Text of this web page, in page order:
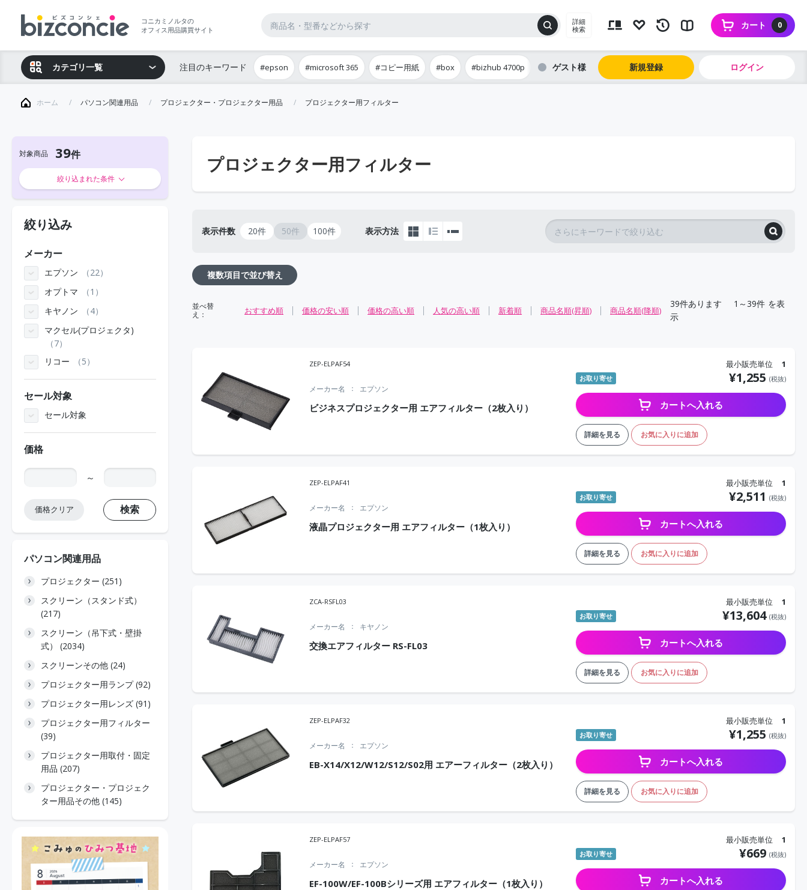
コニカミノルタの
オフィス用品購買サイト
詳細
検索
0
カート
カテゴリ一覧 注目のキーワード #epson #microsoft 365 #コピー用紙 #box #bizhub 4700p ゲスト 新規登録 ログイン
ホーム パソコン関連用品 プロジェクター・プロジェクター用品 プロジェクター用フィルター
プロジェクター用フィルター
表示件数 20件 50件 100件 表示方法
複数項目で並び替え
並べ替
え：
おすすめ順 価格の安い順 価格の高い順 人気の高い順 新着順 商品名順(昇順) 商品名順(降順)
39件あります 1～39件 を表
示
ZEP-ELPAF54
ビジネスプロジェクター用 エアフィルター（2枚入り）
メーカー名 エプソン
最小販売単位 1
お取り寄せ ¥1,255 (税抜)
カートへ入れる
詳細を見る お気に入りに追加
ZEP-ELPAF41
液晶プロジェクター用 エアフィルター（1枚入り）
メーカー名 エプソン
最小販売単位 1
お取り寄せ ¥2,511 (税抜)
カートへ入れる
詳細を見る お気に入りに追加
ZCA-RSFL03
交換エアフィルター RS-FL03
メーカー名 キヤノン
最小販売単位 1
お取り寄せ ¥13,604 (税抜)
カートへ入れる
詳細を見る お気に入りに追加
ZEP-ELPAF32
EB-X14/X12/W12/S12/S02用 エアーフィルター（2枚入り）
メーカー名 エプソン
最小販売単位 1
お取り寄せ ¥1,255 (税抜)
カートへ入れる
詳細を見る お気に入りに追加
ZEP-ELPAF57
EF-100W/EF-100Bシリーズ用 エアフィルター（1枚入り）
メーカー名 エプソン
最小販売単位 1
お取り寄せ ¥669 (税抜)
カートへ入れる
対象商品 39
絞り込まれた条件
絞り込み
メーカー
エプソン
22
オプトマ
1
キヤノン
4
マクセル(プロジェクタ)
7
リコー
5
セール対象
セール対象
価格
～
価格クリア 検索
パソコン関連用品
プロジェクター (251)
スクリーン（スタンド式）
(217)
スクリーン（吊下式・壁掛
式） (2034)
スクリーンその他 (24)
プロジェクター用ランプ (92)
プロジェクター用レンズ (91)
プロジェクター用フィルター
(39)
プロジェクター用取付・固定
用品 (207)
プロジェクター・プロジェク
ター用品その他 (145)